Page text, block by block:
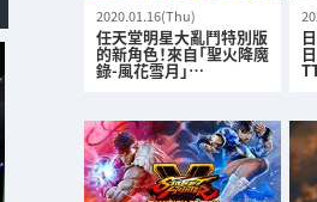
2020.01.16(Thu)
任天堂明星大亂鬥特別版
的新角色！來自「聖火降魔
錄-風花雪月」…